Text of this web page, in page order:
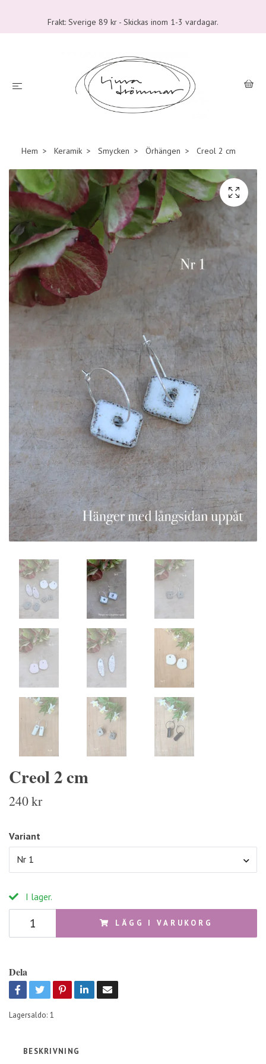
Frakt: Sverige 89 kr - Skickas inom 1-3 vardagar.
Hem Keramik Smycken Örhängen Creol 2 cm
Creol 2 cm
240 kr
Variant
Nr 1
I lager.
LÄGG I VARUKORG
Dela
Lagersaldo: 1
BESKRIVNING